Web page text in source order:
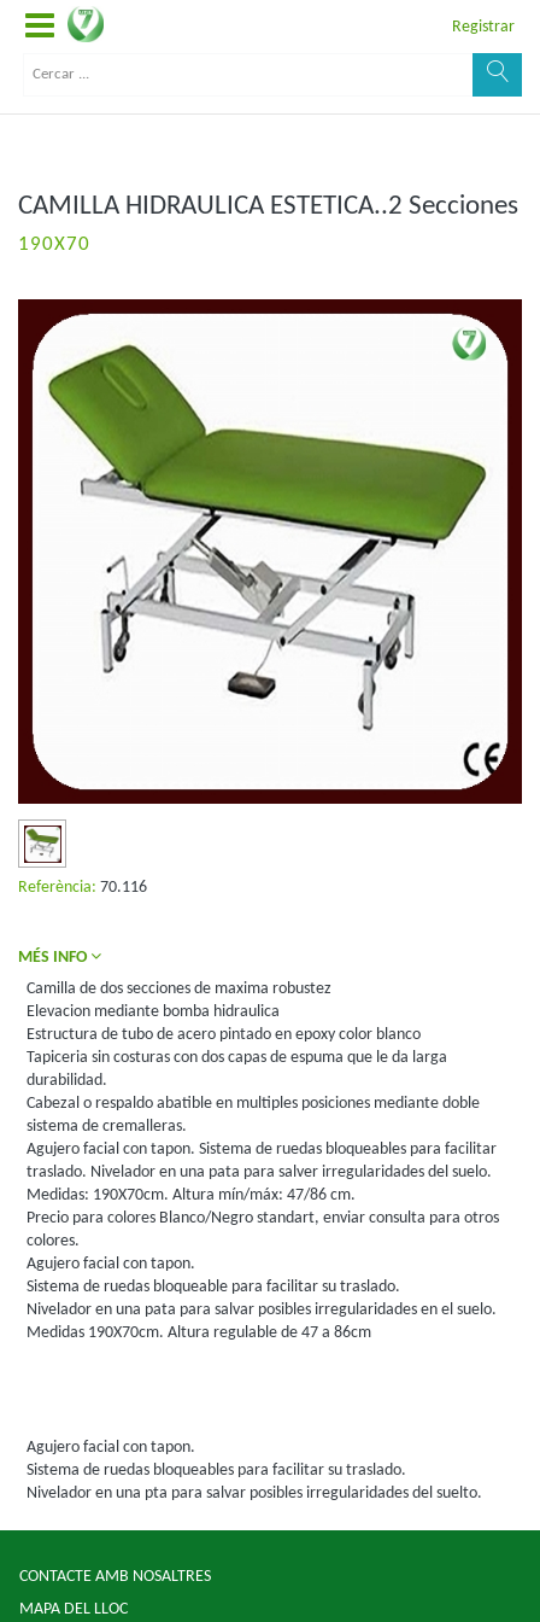
Registrar
CAMILLA HIDRAULICA ESTETICA..2 Secciones
190X70
Referència: 70.116
MÉS INFO
Camilla de dos secciones de maxima robustez
Elevacion mediante bomba hidraulica
Estructura de tubo de acero pintado en epoxy color blanco
Tapiceria sin costuras con dos capas de espuma que le da larga
durabilidad.
Cabezal o respaldo abatible en multiples posiciones mediante doble
sistema de cremalleras.
Agujero facial con tapon. Sistema de ruedas bloqueables para facilitar
traslado. Nivelador en una pata para salver irregularidades del suelo.
Medidas: 190X70cm. Altura mín/máx: 47/86 cm.
Precio para colores Blanco/Negro standart, enviar consulta para otros
colores.
Agujero facial con tapon.
Sistema de ruedas bloqueable para facilitar su traslado.
Nivelador en una pata para salvar posibles irregularidades en el suelo.
Medidas 190X70cm. Altura regulable de 47 a 86cm
Agujero facial con tapon.
Sistema de ruedas bloqueables para facilitar su traslado.
Nivelador en una pta para salvar posibles irregularidades del suelto.
CONTACTE AMB NOSALTRES
MAPA DEL LLOC